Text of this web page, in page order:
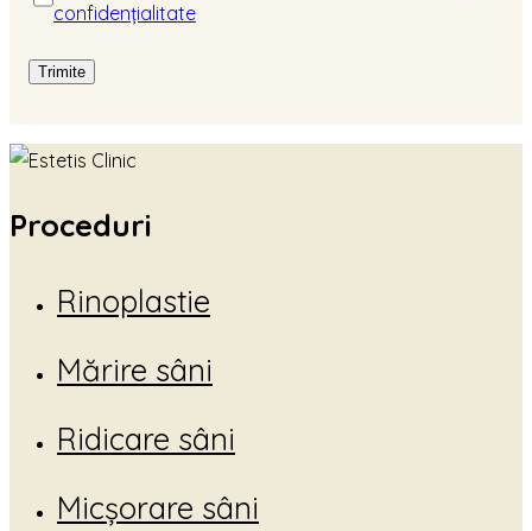
confidențialitate
Proceduri
Rinoplastie
Mărire sâni
Ridicare sâni
Micșorare sâni